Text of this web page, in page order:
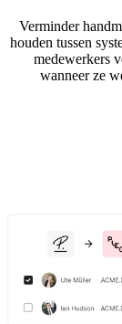
Verminder
houden tussen
medewerkers
wanneer ze